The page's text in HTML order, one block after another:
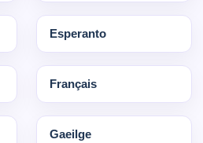
Esperanto
Français
Gaeilge